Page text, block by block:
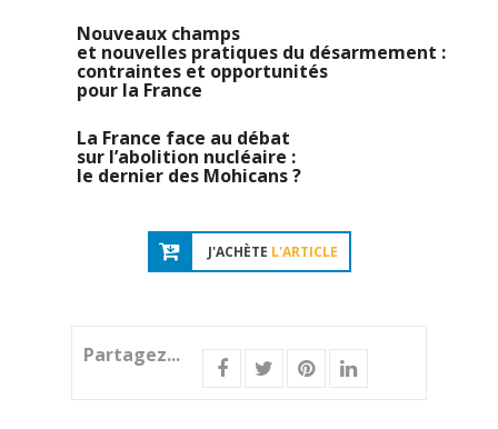
Nouveaux champs
et nouvelles pratiques du désarmement :
contraintes et opportunités
pour la France
La France face au débat
sur l’abolition nucléaire :
le dernier des Mohicans ?
J'ACHÈTE L'ARTICLE
Partagez...